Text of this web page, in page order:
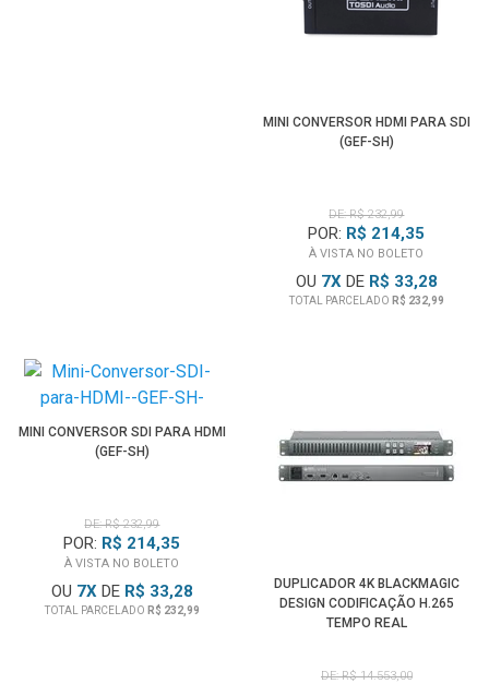
MINI CONVERSOR HDMI PARA SDI
(GEF-SH)
DE: R$ 232,99
POR: R$ 214,35
À VISTA NO BOLETO
OU 7XDE R$ 33,28
TOTAL PARCELADO R$ 232,99
MINI CONVERSOR SDI PARA HDMI
(GEF-SH)
DE: R$ 232,99
POR: R$ 214,35
À VISTA NO BOLETO
OU 7XDE R$ 33,28
TOTAL PARCELADO R$ 232,99
DUPLICADOR 4K BLACKMAGIC
DESIGN CODIFICAÇÃO H.265
TEMPO REAL
DE: R$ 14.553,00